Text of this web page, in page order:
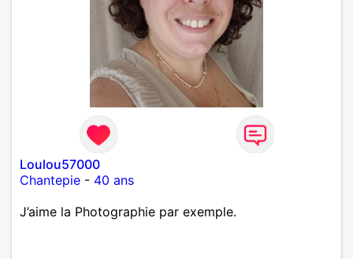
Loulou57000
Chantepie - 40 ans
J’aime la Photographie par exemple.